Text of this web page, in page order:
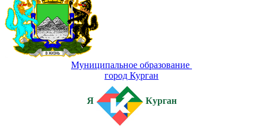
Муниципальное образование
город Курган
Я Курган